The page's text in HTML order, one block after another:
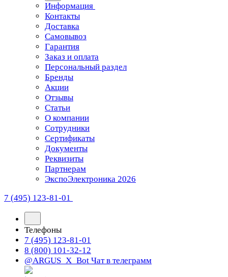
Информация
Контакты
Доставка
Самовывоз
Гарантия
Заказ и оплата
Персональный раздел
Бренды
Акции
Отзывы
Статьи
О компании
Сотрудники
Сертификаты
Документы
Реквизиты
Партнерам
ЭкспоЭлектроника 2026
7 (495) 123-81-01
Телефоны
7 (495) 123-81-01
8 (800) 101-32-12
@ARGUS_X_Bot Чат в телеграмм